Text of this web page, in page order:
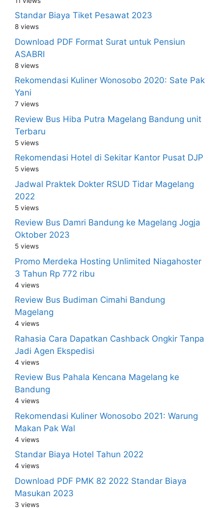
Standar Biaya Tiket Pesawat 2023
8 views
Download PDF Format Surat untuk Pensiun
ASABRI
8 views
Rekomendasi Kuliner Wonosobo 2020: Sate Pak
Yani
7 views
Review Bus Hiba Putra Magelang Bandung unit
Terbaru
5 views
Rekomendasi Hotel di Sekitar Kantor Pusat DJP
5 views
Jadwal Praktek Dokter RSUD Tidar Magelang
2022
5 views
Review Bus Damri Bandung ke Magelang Jogja
Oktober 2023
5 views
Promo Merdeka Hosting Unlimited Niagahoster
3 Tahun Rp 772 ribu
4 views
Review Bus Budiman Cimahi Bandung
Magelang
4 views
Rahasia Cara Dapatkan Cashback Ongkir Tanpa
Jadi Agen Ekspedisi
4 views
Review Bus Pahala Kencana Magelang ke
Bandung
4 views
Rekomendasi Kuliner Wonosobo 2021: Warung
Makan Pak Wal
4 views
Standar Biaya Hotel Tahun 2022
4 views
Download PDF PMK 82 2022 Standar Biaya
Masukan 2023
3 views